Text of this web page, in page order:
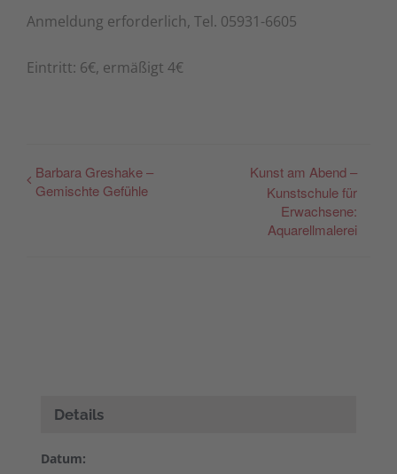
Anmeldung erforderlich, Tel. 05931-6605
Eintritt: 6€, ermäßigt 4€
Barbara Greshake –
Gemischte Gefühle
Kunst am Abend –
Kunstschule für
Erwachsene:
Aquarellmalerei
Details
Datum: